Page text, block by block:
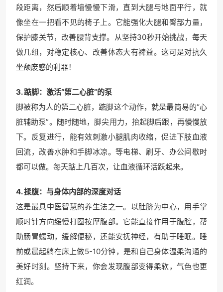
段距离，然后顺着墙慢慢下滑，直到大腿与地面平行，就
像坐在一把看不见的椅子上。它能强化大腿和臀部力量，
保护膝关节，改善腰背支撑。从坚持30秒开始挑战，每天
做几组，对稳定核心、改善体态大有裨益。这可是对抗久
坐颓废感的利器！
3. 踮脚：激活“第二心脏”的泵
脚被称为人的第二心脏，踮脚这个动作，就是最简易的“心
脏辅助泵”。随时随地，脚尖用力，抬起脚后跟，再慢慢放
下。反复进行，能有效刺激小腿肌肉收缩，促进下肢血液
回流，改善水肿和手脚冰凉。等电梯、刷牙、办公间歇时
都可以做。每天踮上几百次，让血液循环活跃起来。
4. 揉腹：与身体内部的深度对话
这是最具中医智慧的养生法之一。以肚脐为中心，用手掌
顺时针方向缓慢打圈按摩腹部。它能直接作用于腹腔，帮
助肠胃蠕动，缓解便秘，还能安抚神经，有助于睡眠。睡
前或晨起躺在床上做5-10分钟，是和自己身体温柔沟通的
美好时刻。坚持下来，你会发现腹部变得柔软，气色也更
红润。